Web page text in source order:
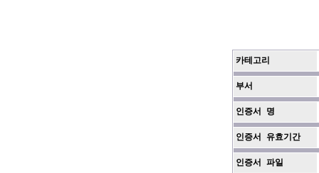
카테고리
부서
인증서 명
인증서 유효기간
인증서 파일